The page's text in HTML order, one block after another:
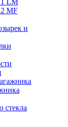
LM
MF
и
стекла